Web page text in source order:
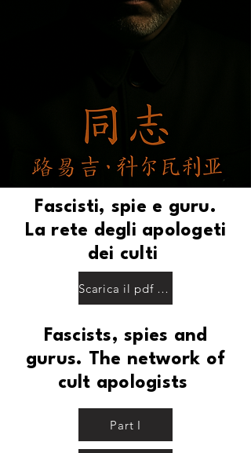
Fascisti, spie e guru.
La rete degli apologeti
dei culti
Scarica il pdf qui
Fascists, spies and
gurus. The network of
cult apologists
Part I